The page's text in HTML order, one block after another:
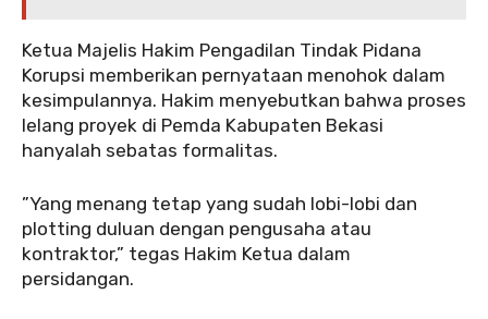
‎‎Ketua Majelis Hakim Pengadilan Tindak Pidana
Korupsi memberikan pernyataan menohok dalam
kesimpulannya. Hakim menyebutkan bahwa proses
lelang proyek di Pemda Kabupaten Bekasi
hanyalah sebatas formalitas.
‎‎”Yang menang tetap yang sudah lobi-lobi dan
plotting duluan dengan pengusaha atau
kontraktor,” tegas Hakim Ketua dalam
persidangan.